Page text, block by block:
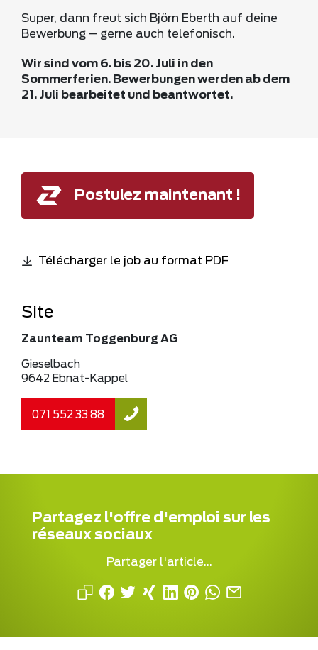
Super, dann freut sich Björn Eberth auf deine
Bewerbung – gerne auch telefonisch.
Wir sind vom 6. bis 20. Juli in den
Sommerferien. Bewerbungen werden ab dem
21. Juli bearbeitet und beantwortet.
Postulez maintenant !
Télécharger le job au format PDF
Site
Zaunteam Toggenburg AG
Gieselbach
9642 Ebnat-Kappel
071 552 33 88
Partagez l'offre d'emploi sur les
réseaux sociaux
Partager l'article...